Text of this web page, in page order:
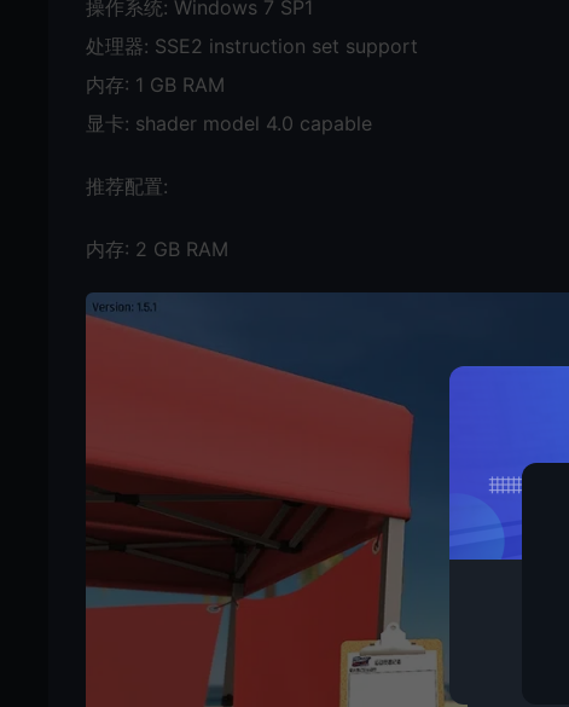
操作系统: Windows 7 SP1
处理器: SSE2 instruction set support
内存: 1 GB RAM
显卡: shader model 4.0 capable
推荐配置:
内存: 2 GB RAM